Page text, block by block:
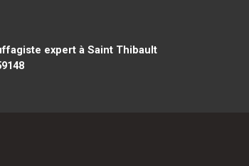
expert à Saint Thibault